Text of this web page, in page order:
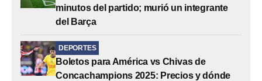
minutos del partido; murió un integrante
del Barça
DEPORTES
Boletos para América vs Chivas de
Concachampions 2025: Precios y dónde